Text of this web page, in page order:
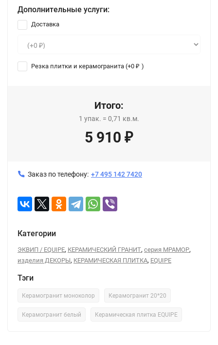
Дополнительные услуги:
Доставка
Резка плитки и керамогранита (+0 ₽ )
Итого:
1 упак. = 0,71 кв.м.
5 910 ₽
Заказ по телефону: +7 495 142 7420
Категории
ЭКВИП / EQUIPE, КЕРАМИЧЕСКИЙ ГРАНИТ, серия МРАМОР,
изделия ДЕКОРЫ, КЕРАМИЧЕСКАЯ ПЛИТКА, EQUIPE
Тэги
Керамогранит моноколор Керамогранит 20*20
Керамогранит белый Керамическая плитка EQUIPE